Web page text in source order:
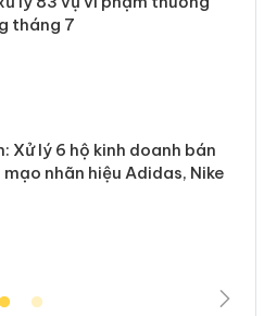
tháng 7
Xử lý 6 hộ kinh doanh bán
nhãn hiệu Adidas, Nike